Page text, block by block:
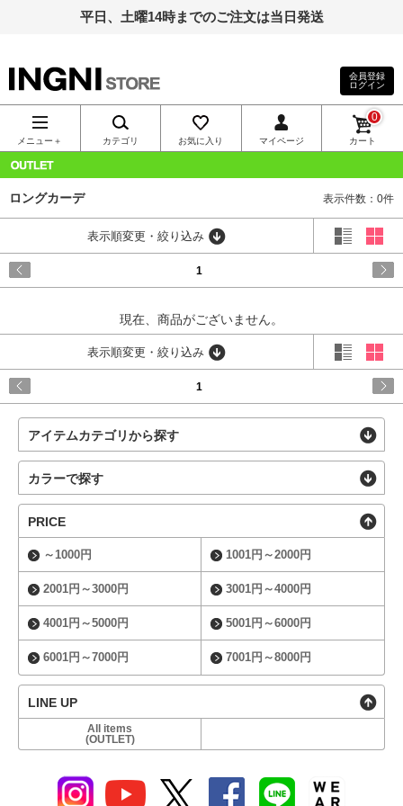
平日、土曜14時までのご注文は当日発送
INGNI（イン
グ）公式通
販｜INGNI
STORE
会員登録
ログイン
メニュー＋ カテゴリ お気に入り マイページ カート
0
ロングカーデ 表示件数：0件
表示順変更・絞り込み
1
現在、商品がございません。
表示順変更・絞り込み
1
アイテムカテゴリから探す
カラーで探す
PRICE
～1000円 1001円～2000円
2001円～3000円 3001円～4000円
4001円～5000円 5001円～6000円
6001円～7000円 7001円～8000円
LINE UP
All items
(OUTLET)